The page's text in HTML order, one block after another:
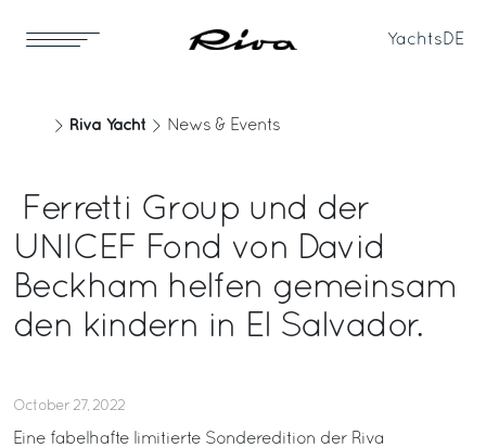
Yachts DE
Riva Yacht News & Events
Ferretti Group und der
UNICEF Fond von David
Beckham helfen gemeinsam
den kindern in El Salvador.
October 27, 2022
Eine fabelhafte limitierte Sonderedition der Riva